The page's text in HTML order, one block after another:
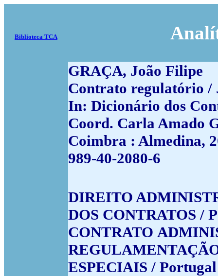
Biblioteca TCA
GRAÇA, João Filipe
Contrato regulatório /
In: Dicionário dos
Coord. Carla Amado
Coimbra : Almedina,
989-40-2080-6
DIREITO
DOS CONTRATOS /
CONTRATO
ESPECIAIS / Portugal